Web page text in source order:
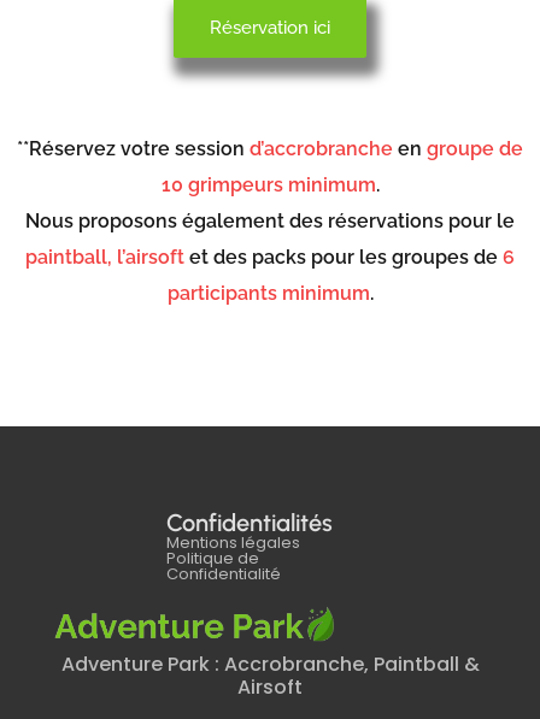
Réservation ici
**Réservez votre session d’accrobranche en groupe de
10 grimpeurs minimum.
Nous proposons également des réservations pour le
paintball, l’airsoft et des packs pour les groupes de 6
participants minimum.
Confidentialités
Mentions légales
Politique de
Confidentialité
Adventure Park : Accrobranche, Paintball &
Airsoft